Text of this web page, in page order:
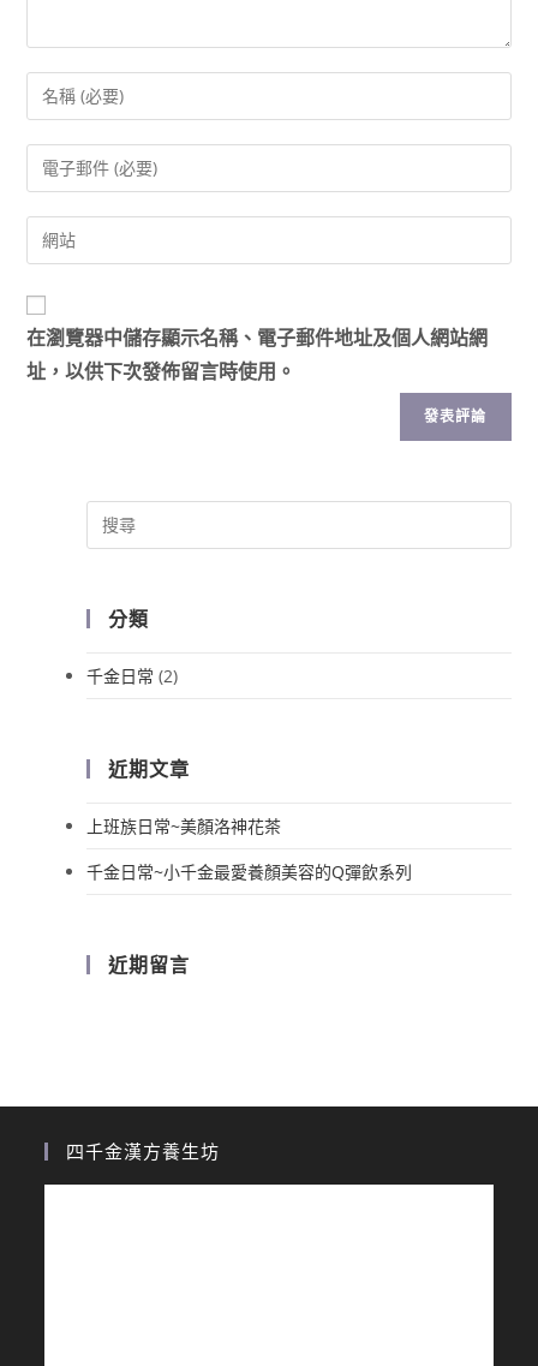
在瀏覽器中儲存顯示名稱、電子郵件地址及個人網站網
址，以供下次發佈留言時使用。
分類
千金日常 (2)
近期文章
上班族日常~美顏洛神花茶
千金日常~小千金最愛養顏美容的Q彈飲系列
近期留言
四千金漢方養生坊